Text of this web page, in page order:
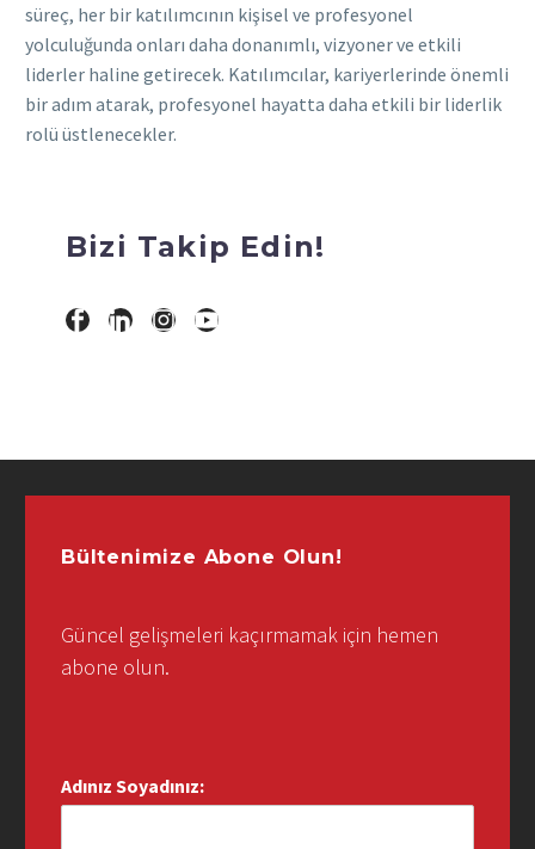
süreç, her bir katılımcının kişisel ve profesyonel
yolculuğunda onları daha donanımlı, vizyoner ve etkili
liderler haline getirecek. Katılımcılar, kariyerlerinde önemli
bir adım atarak, profesyonel hayatta daha etkili bir liderlik
rolü üstlenecekler.
Bizi Takip Edin!
Bültenimize Abone Olun!
Güncel gelişmeleri kaçırmamak için hemen
abone olun.
Adınız Soyadınız: